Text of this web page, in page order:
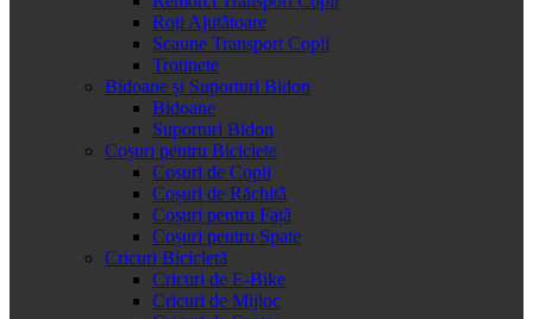
Roți Ajutătoare
Scaune Transport Copii
Trotinete
Bidoane și Suporturi Bidon
Bidoane
Suporturi Bidon
Coșuri pentru Biciclete
Cosuri de Copii
Coșuri de Răchită
Coșuri pentru Față
Coșuri pentru Spate
Cricuri Bicicletă
Cricuri de E-Bike
Cricuri de Mijloc